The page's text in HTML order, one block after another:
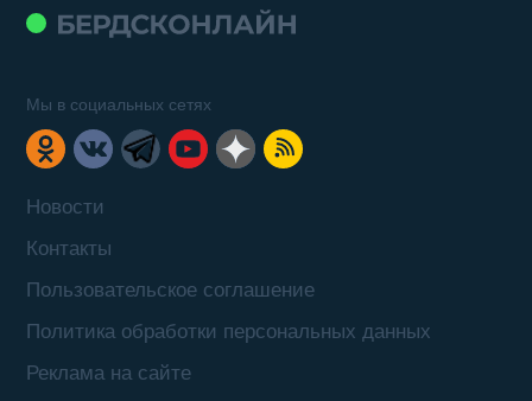
Новости
Контакты
Пользовательское соглашение
Политика обработки персональных данных
Реклама на сайте
Мы в социальных сетях